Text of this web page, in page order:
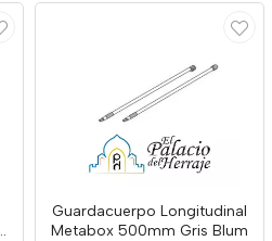
Guardacuerpo Longitudinal
Metabox 500mm Gris Blum